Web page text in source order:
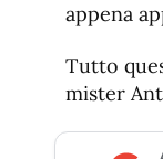
appena
Tutto
mister